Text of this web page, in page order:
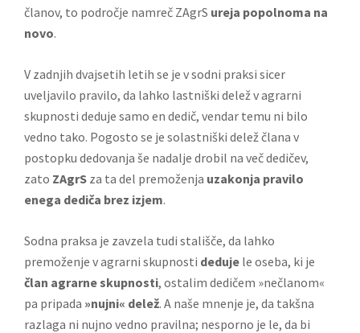
članov, to področje namreč ZAgrS ureja popolnoma na
novo.
V zadnjih dvajsetih letih se je v sodni praksi sicer
uveljavilo pravilo, da lahko lastniški delež v agrarni
skupnosti deduje samo en dedič, vendar temu ni bilo
vedno tako. Pogosto se je solastniški delež člana v
postopku dedovanja še nadalje drobil na več dedičev,
zato ZAgrS za ta del premoženja uzakonja pravilo
enega dediča brez izjem.
Sodna praksa je zavzela tudi stališče, da lahko
premoženje v agrarni skupnosti deduje le oseba, ki je
član agrarne skupnosti, ostalim dedičem »nečlanom«
pa pripada »nujni« delež. A naše mnenje je, da takšna
razlaga ni nujno vedno pravilna; nesporno je le, da bi